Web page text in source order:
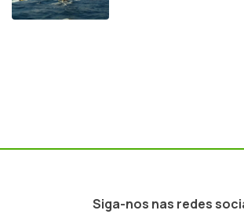
Siga-nos nas redes